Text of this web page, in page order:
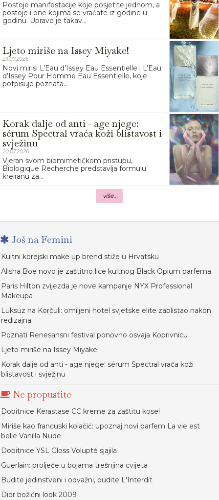
Postoje manifestacije koje posjetite jednom, a
postoje i one kojima se vraćate iz godine u
godinu. Upravo je takav...
Ljeto miriše na Issey Miyake!
23.07.2026.
Novi mirisi L’Eau d’Issey Eau Essentielle i L’Eau
d’Issey Pour Homme Eau Essentielle, koje
potpisuje poznata...
Korak dalje od anti - age njege:
sérum Spectral vraća koži blistavost i
svježinu
20.07.2026.
Vjeran svom biomimetičkom pristupu,
Biologique Recherche predstavlja formulu
kreiranu za...
više...
Još na Femini
Kultni korejski make up brend stiže u Hrvatsku
Alisha Boe novo je zaštitno lice kultnog Black Opium parfema
Paris Hilton zvijezda je nove kampanje NYX Professional
Makeupa
Luksuz na Korčuli: omiljeni hotel svjetske elite zablistao nakon
redizajna
Poznati Renesansni festival ponovno osvaja Koprivnicu
Ljeto miriše na Issey Miyake!
Korak dalje od anti - age njege: sérum Spectral vraća koži
blistavost i svježinu
Ne propustite
Dobitnice Kerastase CC kreme za zaštitu kose!
Miriše kao francuski kolačić: upoznaj novi parfem La vie est
belle Vanilla Nude
Dobitnice YSL Gloss Volupté sjajila
Guerlain: proljeće u bojama trešnjina cvijeta
Budite jedinstveni i odvažni, budite L'Interdit
Dior božićni look 2009